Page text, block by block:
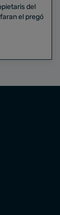
del